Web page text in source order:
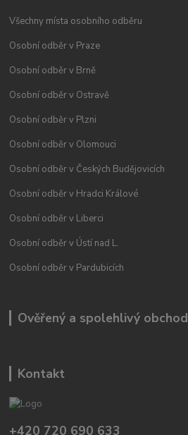
Všechny místa osobního odběru
Osobní odběr v Praze
Osobní odběr v Brně
Osobní odběr v Ostravě
Osobní odběr v Plzni
Osobní odběr v Olomouci
Osobní odběr v Českých Budějovicích
Osobní odběr v Hradci Králové
Osobní odběr v Liberci
Osobní odběr v Ústí nad L.
Osobní odběr v Pardubicích
Ověřený a spolehlivý obchod
Kontakt
+420 720 690 633